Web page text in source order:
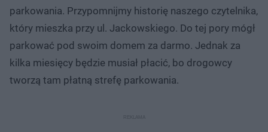
parkowania. Przypomnijmy historię naszego czytelnika,
który mieszka przy ul. Jackowskiego. Do tej pory mógł
parkować pod swoim domem za darmo. Jednak za
kilka miesięcy będzie musiał płacić, bo drogowcy
tworzą tam płatną strefę parkowania.